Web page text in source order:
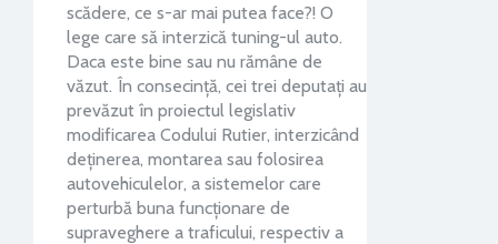
scădere, ce s-ar mai putea face?! O
lege care să interzică tuning-ul auto.
Daca este bine sau nu rămâne de
văzut. În consecință, cei trei deputați au
prevăzut în proiectul legislativ
modificarea Codului Rutier, interzicând
deținerea, montarea sau folosirea
autovehiculelor, a sistemelor care
perturbă buna funcționare de
supraveghere a traficului, respectiv a